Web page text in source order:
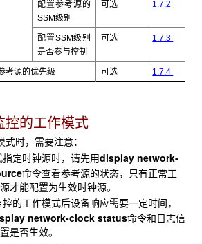
配置参考源的
SSM级别
可选 1.7.2
配置SSM级别
是否参与控制
可选 1.7.3
考源的优先级 可选 1.7.4
控的工作模式
时，需要注意：
定时钟源时，请先用display network-
命令查看参考源的状态，只有正常工
才能配置为生效时钟源。
的工作模式后设备响应需要一定时间，
network-clock status命令和日志信
是否生效。